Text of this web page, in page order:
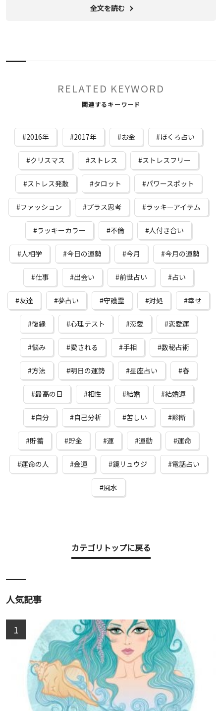
全文を読む
RELATED KEYWORD
関連するキーワード
2016年 2017年 お金 ほくろ占い
クリスマス ストレス ストレスフリー
ストレス発散 タロット パワースポット
ファッション プラス思考 ラッキーアイテム
ラッキーカラー 不倫 人付き合い
人相学 今日の運勢 今月 今月の運勢
仕事 出会い 前世占い 占い
友達 夢占い 守護霊 対処 幸せ
復縁 心理テスト 恋愛 恋愛運
悩み 愛される 手相 数秘占術
方法 明日の運勢 星座占い 春
最高の日 相性 結婚 結婚運
自分 自己分析 苦しい 診断
貯蓄 貯金 運 運動 運命
運命の人 金運 鏡リュウジ 電話占い
風水
カテゴリトップに戻る
人気記事
1